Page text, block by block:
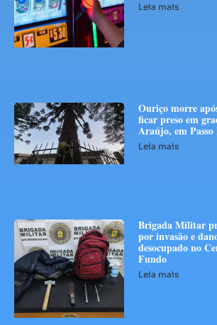
Leia mais
Ouriço morre
ficar preso em
Araújo, em
Leia mais
Brigada Militar
por invasão e
desocupado no
Fundo
Leia mais